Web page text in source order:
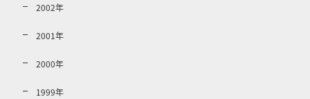
2002年
2001年
2000年
1999年